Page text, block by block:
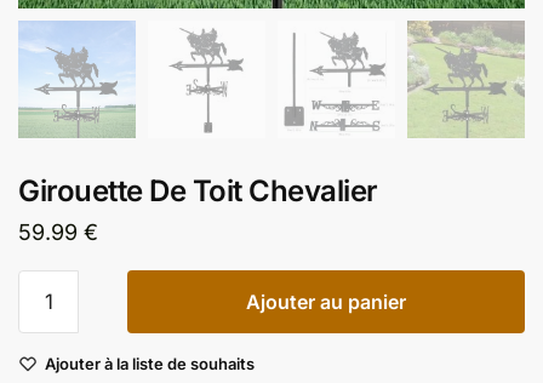
Girouette De Toit Chevalier
59.99 €
De
Ajouter au panier
Ajouter à la liste de souhaits